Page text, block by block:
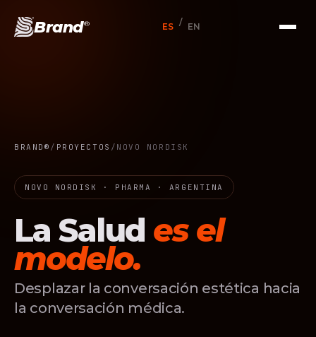
Brand® ES / EN
BRAND® / PROYECTOS / NOVO NORDISK
NOVO NORDISK · PHARMA · ARGENTINA
La Salud es el
modelo.
Desplazar la conversación estética hacia
la conversación médica.